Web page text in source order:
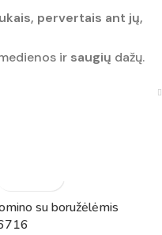
pervertais ant jų,
ir saugių dažų.
su boružėlėmis